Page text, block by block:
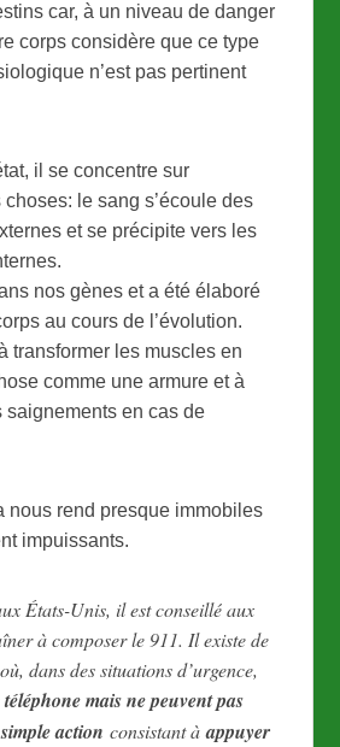
car, à un niveau de danger
corps considère que ce type
n’est pas pertinent
il se concentre sur
choses: le sang s’écoule des
et se précipite vers les
nos gènes et a été élaboré
au cours de l’évolution.
transformer les muscles en
comme une armure et à
saignements en cas de
nous rend presque immobiles
impuissants.
États-Unis, il est conseillé aux
à composer le 911. Il existe de
dans des situations d’urgence,
mais ne peuvent pas
action consistant àappuyer